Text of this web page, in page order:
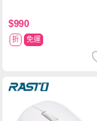
$990
折 免運